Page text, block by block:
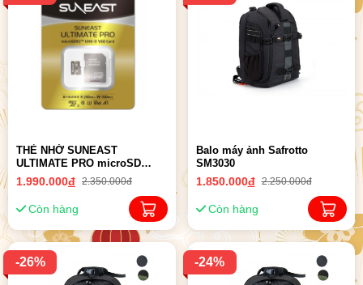
THẺ NHỚ SUNEAST
ULTIMATE PRO microSD
SDXC Card UHS-II V60 series
( 128gb/256gb/512gb ) | Chính
hãng
1.990.000đ 2.350.000đ
Còn hàng
Balo máy ảnh Safrotto
SM3030
1.850.000đ 2.250.000đ
Còn hàng
-26% -24%